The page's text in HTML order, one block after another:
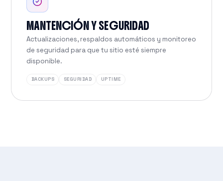
MANTENCIÓN Y SEGURIDAD
Actualizaciones, respaldos automáticos y monitoreo
de seguridad para que tu sitio esté siempre
disponible.
BACKUPS SEGURIDAD UPTIME